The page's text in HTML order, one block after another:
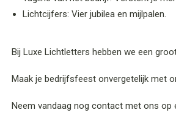
Lichtcijfers: Vier jubilea en mijlpalen.
Bij Luxe Lichtletters hebben we een
Maak je bedrijfsfeest onvergetelijk met
Neem vandaag nog contact met ons op